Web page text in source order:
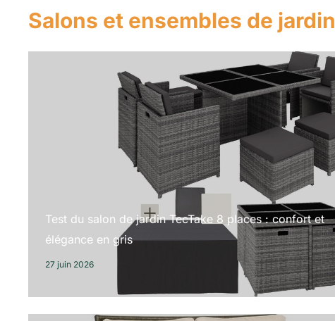
Salons et ensembles de jardin
Test du salon de jardin TecTake 8 places : confort et
élégance en gris
27 juin 2026